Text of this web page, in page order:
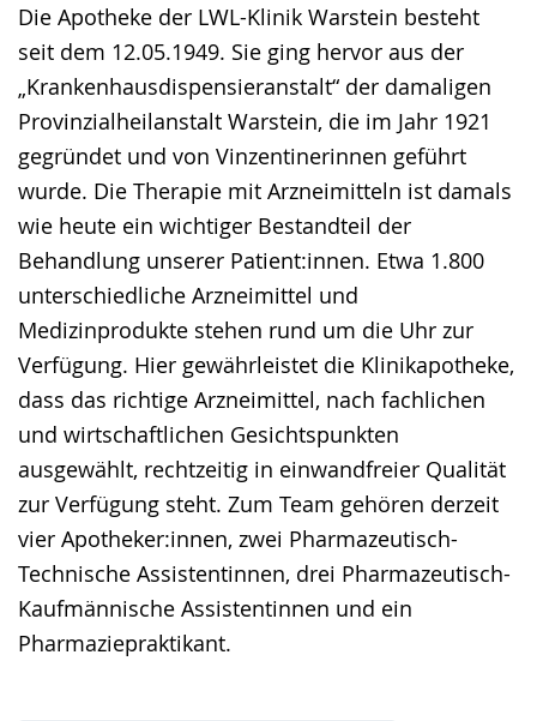
Die Apotheke der LWL-Klinik Warstein besteht
seit dem 12.05.1949. Sie ging hervor aus der
„Krankenhausdispensieranstalt“ der damaligen
Provinzialheilanstalt Warstein, die im Jahr 1921
gegründet und von Vinzentinerinnen geführt
wurde. Die Therapie mit Arzneimitteln ist damals
wie heute ein wichtiger Bestandteil der
Behandlung unserer Patient:innen. Etwa 1.800
unterschiedliche Arzneimittel und
Medizinprodukte stehen rund um die Uhr zur
Verfügung. Hier gewährleistet die Klinikapotheke,
dass das richtige Arzneimittel, nach fachlichen
und wirtschaftlichen Gesichtspunkten
ausgewählt, rechtzeitig in einwandfreier Qualität
zur Verfügung steht. Zum Team gehören derzeit
vier Apotheker:innen, zwei Pharmazeutisch-
Technische Assistentinnen, drei Pharmazeutisch-
Kaufmännische Assistentinnen und ein
Pharmaziepraktikant.
e
i
c
h
t
e
n
S
p
r
a
c
h
e
w
e
c
h
s
v
i
e
r
e
A
u
d
i
o
-
U
n
t
e
r
s
t
ü
i
d
e
o
i
n
D
e
u
t
s
c
h
e
r
G
e
b
ä